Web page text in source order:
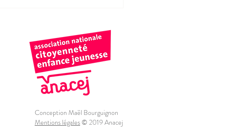
Conception Maël Bourguignon
Mentions légales© 2019 Anacej